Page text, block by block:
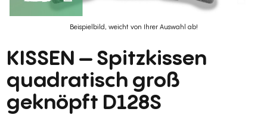
Beispielbild, weicht von Ihrer Auswahl ab!
KISSEN – Spitzkissen
quadratisch groß
geknöpft D128S